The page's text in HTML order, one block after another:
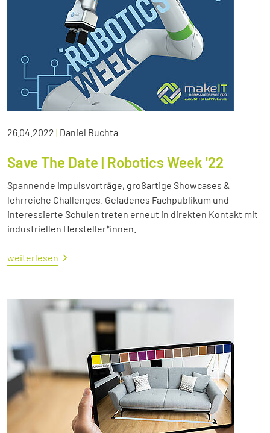
26.04.2022 | Daniel Buchta
Save The Date | Robotics Week '22
Spannende Impulsvorträge, großartige Showcases &
lehrreiche Challenges. Geladenes Fachpublikum und
interessierte Schulen treten erneut in direkten Kontakt mit
industriellen Hersteller*innen.
weiterlesen